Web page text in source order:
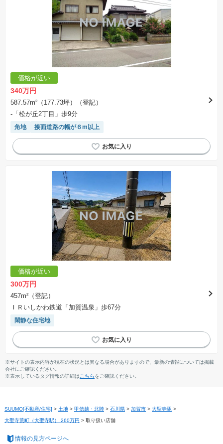
価格が近い
340万円
587.57m²（177.73坪）（登記）
-「松が丘2丁目」歩9分
角地 接面道路の幅が６m以上
価格が近い
300万円
457m²（登記）
ＩＲいしかわ鉄道「加賀温泉」歩67分
閑静な住宅地
※サイトの表示内容が現在の状況とは異なる場合がありますので、最新の情報については掲載
会社にご確認ください。
※表示しているタグ情報の詳細は こちらをご確認ください。
SUUMO[不動産/住宅] > 土地 > 甲信越・北陸 > 石川県 > 加賀市 > 大聖寺駅 >
大聖寺荒町（大聖寺駅） 260万円 > 取り扱い店舗
情報の見方ページへ